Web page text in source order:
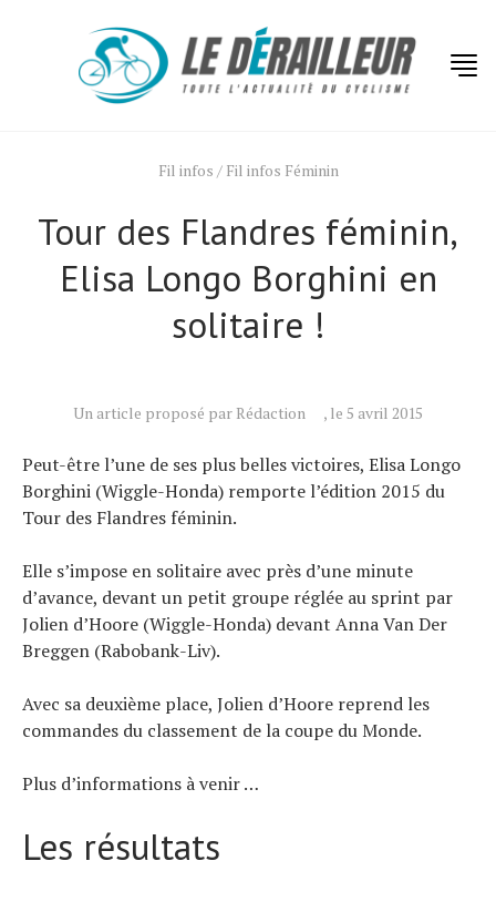
Fil infos / Fil infos Féminin
Tour des Flandres féminin,
Elisa Longo Borghini en
solitaire !
Un article proposé par Rédaction , le 5 avril 2015
Peut-être l’une de ses plus belles victoires, Elisa Longo
Borghini (Wiggle-Honda) remporte l’édition 2015 du
Tour des Flandres féminin.
Elle s’impose en solitaire avec près d’une minute
d’avance, devant un petit groupe réglée au sprint par
Jolien d’Hoore (Wiggle-Honda) devant Anna Van Der
Breggen (Rabobank-Liv).
Avec sa deuxième place, Jolien d’Hoore reprend les
commandes du classement de la coupe du Monde.
Plus d’informations à venir …
Les résultats
Actualités
Conseils
Tendances
Tous nos articles